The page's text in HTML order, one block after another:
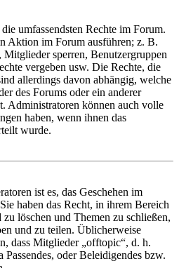
umfassendsten Rechte im Forum.
Aktion im Forum ausführen; z. B.
Mitglieder sperren, Benutzergruppen
vergeben usw. Die Rechte, die
allerdings davon abhängig, welche
des Forums oder ein anderer
Administratoren können auch volle
haben, wenn ihnen das
wurde.
ist es, das Geschehen im
haben das Recht, in ihrem Bereich
löschen und Themen zu schließen,
und zu teilen. Üblicherweise
dass Mitglieder „offtopic“, d. h.
Passendes, oder Beleidigendes bzw.